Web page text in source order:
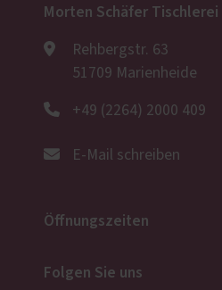
Morten Schäfer Tischlerei
Rehbergstr. 63
51709 Marienheide
+49 (2264) 2000 409
E-Mail schreiben
Öffnungszeiten
Folgen Sie uns